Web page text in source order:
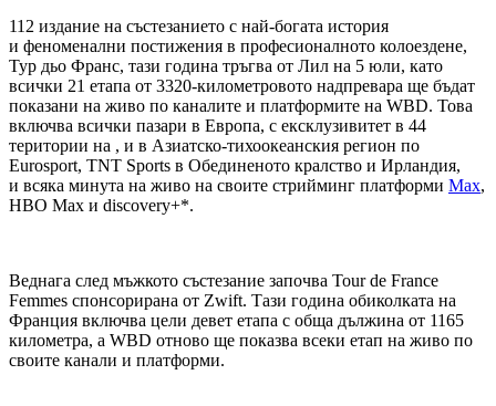
112 издание на състезанието с най-богата история
и феноменални постижения в професионалното колоездене,
Тур дьо Франс, тази година тръгва от Лил на 5 юли, като
всички 21 етапа от 3320-километровото надпревара ще бъдат
показани на живо по каналите и платформите на WBD. Това
включва всички пазари в Европа, с ексклузивитет в 44
територии на , и в Азиатско-тихоокеанския регион по
Eurosport, TNT Sports в Обединеното кралство и Ирландия,
и всяка минута на живо на своите стрийминг платформи Max,
HBO Max и discovery+*.
Веднага след мъжкото състезание започва Tour de France
Femmes спонсорирана от Zwift. Тази година обиколката на
Франция включва цели девет етапа с обща дължина от 1165
километра, а WBD отново ще показва всеки етап на живо по
своите канали и платформи.